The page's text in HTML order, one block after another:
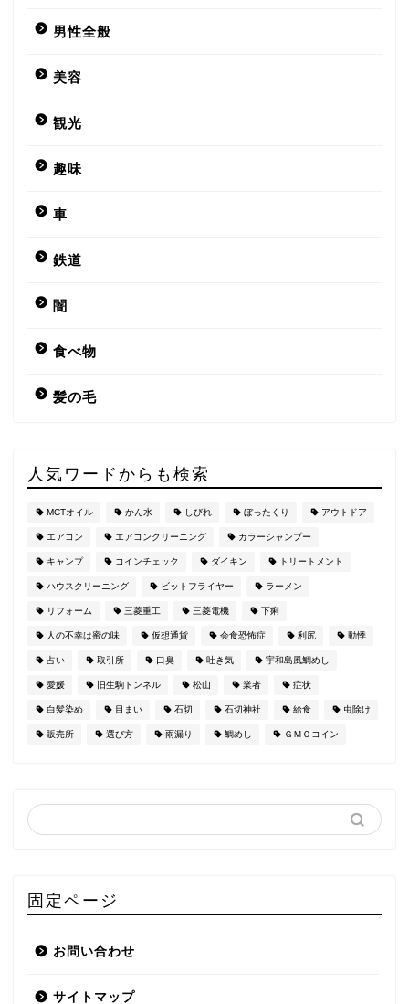
男性全般
美容
観光
趣味
車
鉄道
闇
食べ物
髪の毛
人気ワードからも検索
MCTオイル かん水 しびれ ぼったくり アウトドア
エアコン エアコンクリーニング カラーシャンプー
キャンプ コインチェック ダイキン トリートメント
ハウスクリーニング ビットフライヤー ラーメン
リフォーム 三菱重工 三菱電機 下痢
人の不幸は蜜の味 仮想通貨 会食恐怖症 利尻 動悸
占い 取引所 口臭 吐き気 宇和島風鯛めし
愛媛 旧生駒トンネル 松山 業者 症状
白髪染め 目まい 石切 石切神社 給食 虫除け
販売所 選び方 雨漏り 鯛めし ＧＭＯコイン
固定ページ
お問い合わせ
サイトマップ